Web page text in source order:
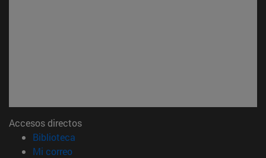
Accesos directos
Biblioteca
Mi correo(abre en nueva ventana)